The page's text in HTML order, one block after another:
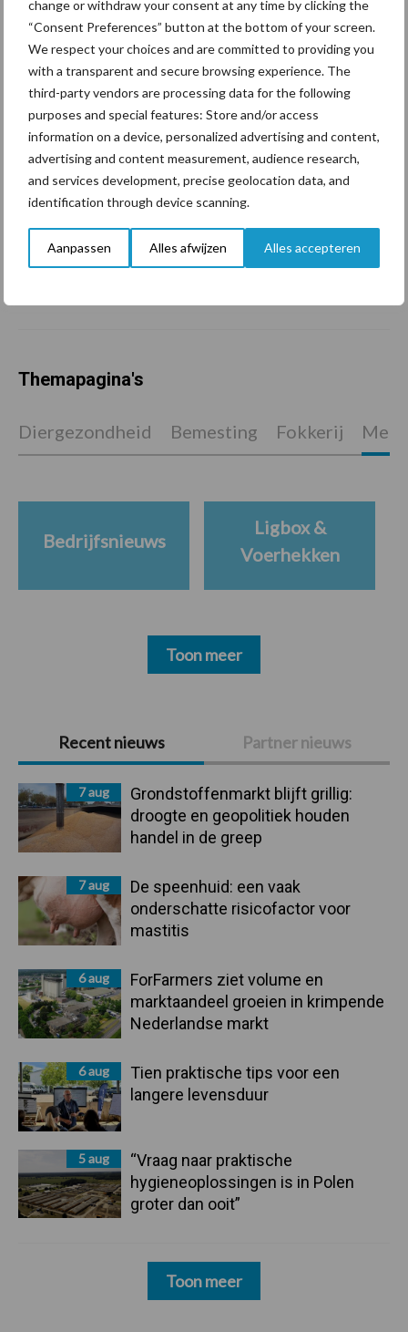
change or withdraw your consent at any time by clicking the
“Consent Preferences” button at the bottom of your screen.
We respect your choices and are committed to providing you
with a transparent and secure browsing experience. The
third-party vendors are processing data for the following
purposes and special features: Store and/or access
information on a device, personalized advertising and content,
advertising and content measurement, audience research,
and services development, precise geolocation data, and
identification through device scanning.
Aanpassen Alles afwijzen Alles accepteren
Primaire
Sidebar
Recent nieuws Partner nieuws
7 aug
Grondstoffenmarkt blijft grillig:
droogte en geopolitiek houden
handel in de greep
7 aug
De speenhuid: een vaak
onderschatte risicofactor voor
mastitis
6 aug
ForFarmers ziet volume en
marktaandeel groeien in krimpende
Nederlandse markt
6 aug
Tien praktische tips voor een
langere levensduur
5 aug
“Vraag naar praktische
hygieneoplossingen is in Polen
groter dan ooit”
Toon meer
grillig: droogte en
geopolitiek houden handel
in de greep
De speenhuid: een vaak
onderschatte risicofactor
voor mastitis
ForFarmers ziet volume en
marktaandeel groeien in
Themapagina's
Diergezondheid Bemesting Fokkerij
Bedrijfsnieuws
Ligbox &
Voerhekken
Toon meer